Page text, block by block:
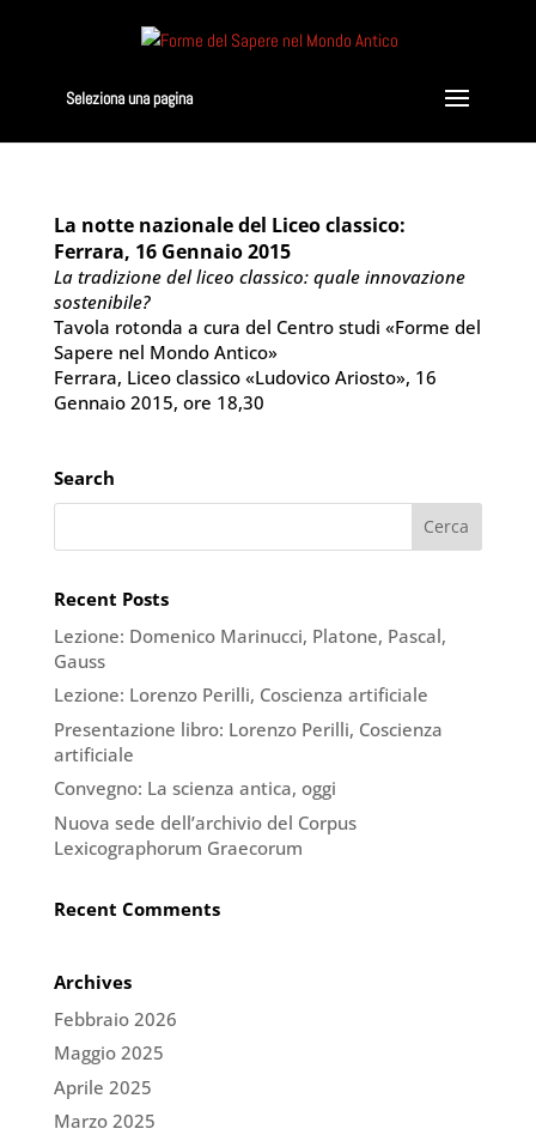
Seleziona una pagina
La notte nazionale del Liceo classico:
Ferrara, 16 Gennaio 2015
La tradizione del liceo classico: quale innovazione
sostenibile?
Tavola rotonda a cura del Centro studi «Forme del
Sapere nel Mondo Antico»
Ferrara, Liceo classico «Ludovico Ariosto», 16
Gennaio 2015, ore 18,30
Search
Recent Posts
Lezione: Domenico Marinucci, Platone, Pascal,
Gauss
Lezione: Lorenzo Perilli, Coscienza artificiale
Presentazione libro: Lorenzo Perilli, Coscienza
artificiale
Convegno: La scienza antica, oggi
Nuova sede dell’archivio del Corpus
Lexicographorum Graecorum
Recent Comments
Archives
Febbraio 2026
Maggio 2025
Aprile 2025
Marzo 2025